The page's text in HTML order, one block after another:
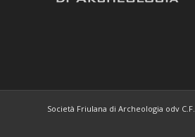
Società Friulana di Archeologia odv